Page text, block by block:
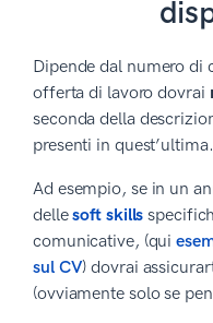
Dipende dal numero di
offerta di lavoro dovrai
seconda della
presenti in quest’ultima.
Ad esempio, se in un
dellesoft skills
comunicative, (qui
sul CV) dovrai
(ovviamente solo se